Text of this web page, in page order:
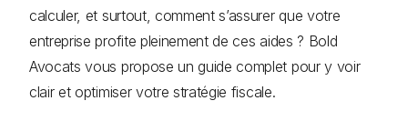
calculer, et surtout, comment s’assurer que votre
entreprise profite pleinement de ces aides ? Bold
Avocats vous propose un guide complet pour y voir
clair et optimiser votre stratégie fiscale.